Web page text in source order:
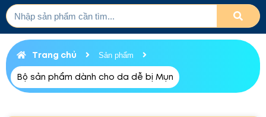
Trang chủ Sản phẩm
Bộ sản phẩm dành cho da dễ bị Mụn